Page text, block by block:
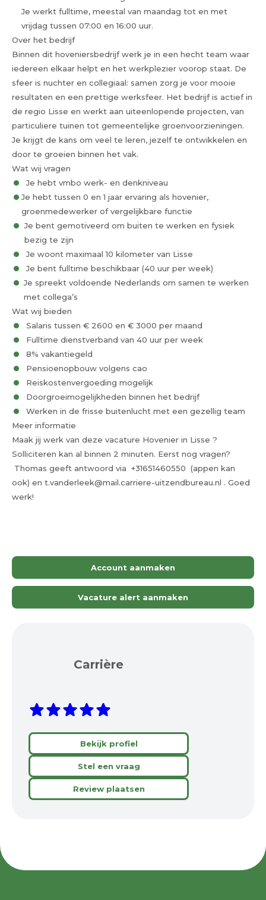
Je werkt fulltime, meestal van maandag tot en met
vrijdag tussen 07:00 en 16:00 uur.
Over het bedrijf
Binnen dit hoveniersbedrijf werk je in een hecht team waar
iedereen elkaar helpt en het werkplezier voorop staat. De
sfeer is nuchter en collegiaal: samen zorg je voor mooie
resultaten en een prettige werksfeer. Het bedrijf is actief in
de regio Lisse en werkt aan uiteenlopende projecten, van
particuliere tuinen tot gemeentelijke groenvoorzieningen.
Je krijgt de kans om veel te leren, jezelf te ontwikkelen en
door te groeien binnen het vak.
Wat wij vragen
Je hebt vmbo werk- en denkniveau
Je hebt tussen 0 en 1 jaar ervaring als hovenier,
groenmedewerker of vergelijkbare functie
Je bent gemotiveerd om buiten te werken en fysiek
bezig te zijn
Je woont maximaal 10 kilometer van Lisse
Je bent fulltime beschikbaar (40 uur per week)
Je spreekt voldoende Nederlands om samen te werken
met collega’s
Wat wij bieden
Salaris tussen € 2600 en € 3000 per maand
Fulltime dienstverband van 40 uur per week
8% vakantiegeld
Pensioenopbouw volgens cao
Reiskostenvergoeding mogelijk
Doorgroeimogelijkheden binnen het bedrijf
Werken in de frisse buitenlucht met een gezellig team
Meer informatie
Maak jij werk van deze vacature Hovenier in Lisse ?
Solliciteren kan al binnen 2 minuten. Eerst nog vragen?
Thomas geeft antwoord via +31651460550 (appen kan
ook) en t.vanderleek@mail.carriere-uitzendbureau.nl . Goed
werk!
Account aanmaken
Vacature alert aanmaken
Carrière
Bekijk profiel
Stel een vraag
Review plaatsen